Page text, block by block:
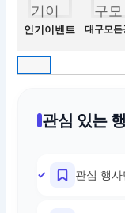
인기이벤트 대구모든
관심 있는
관심 행